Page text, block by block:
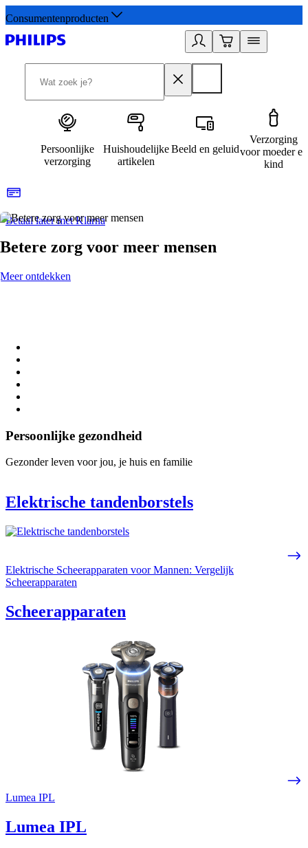
Consumentenproducten
Persoonlijke
verzorging
Huishoudelijke
artikelen
Beeld en geluid
Verzorging
voor moeder en
kind
Betaal later met Klarna
Betere zorg voor meer mensen
Meer ontdekken
Persoonlijke gezondheid
Gezonder leven voor jou, je huis en familie
Elektrische tandenborstels
Elektrische Scheerapparaten voor Mannen: Vergelijk
Scheerapparaten
Scheerapparaten
Lumea IPL
Lumea IPL